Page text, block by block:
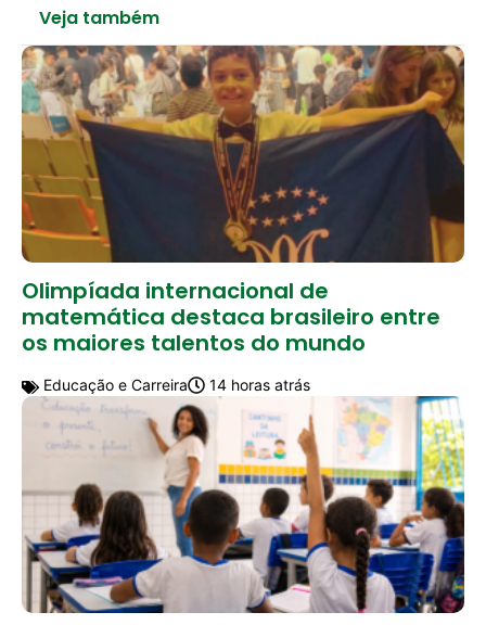
Veja também
Olimpíada internacional de
matemática destaca brasileiro entre
os maiores talentos do mundo
Educação e Carreira 14 horas atrás